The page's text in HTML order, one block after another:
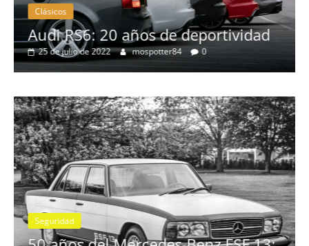
Clásicos
Audi RS6: 20 años de deportividad
25 de julio de 2022 mospotter84 0
Seguridad